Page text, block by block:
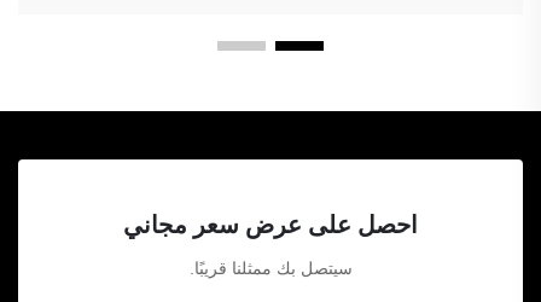
احصل على عرض سعر مجاني
سيتصل بك ممثلنا قريبًا.